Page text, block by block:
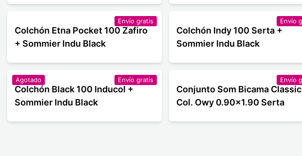
Envío gratis
Colchón Etna Pocket 100 Zafiro
+ Sommier Indu Black
Envío
Colchón Indy 100 Serta +
Sommier Indu Black
Agotado Envío gratis
Colchón Black 100 Inducol +
Sommier Indu Black
Envío
Conjunto Som Bicama
Col. Owy 0.90x1.90 Serta